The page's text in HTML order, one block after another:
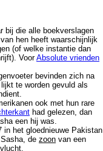
bij die alle boekverslagen
hen heeft waarschijnlijk
(of welke instantie dan
VoorAbsolute vrienden
bevinden zich na
te worden gevuld als
ook met hun rare
had gelezen, dan
een hij was.
in het gloednieuwe Pakistan
de zoon van een